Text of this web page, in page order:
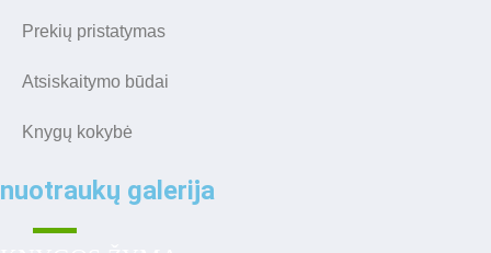
Prekių pristatymas
Atsiskaitymo būdai
Knygų kokybė
nuotraukų galerija